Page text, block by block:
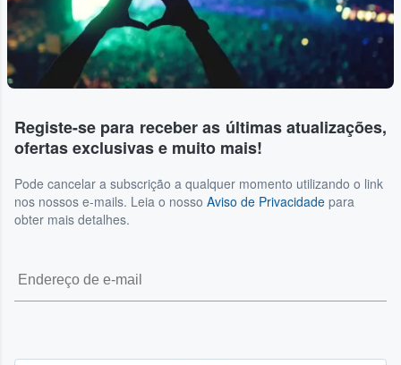
Registe-se para receber as últimas atualizações,
ofertas exclusivas e muito mais!
Pode cancelar a subscrição a qualquer momento utilizando o link
nos nossos e-mails. Leia o nosso Aviso de Privacidade para
obter mais detalhes.